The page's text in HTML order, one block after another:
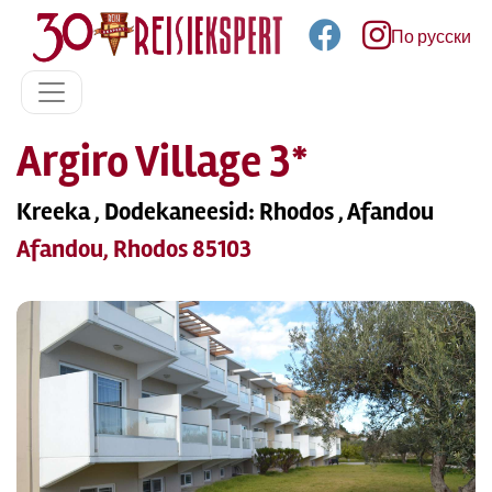
По русски
Argiro Village 3*
Kreeka , Dodekaneesid: Rhodos , Afandou
Afandou, Rhodos 85103